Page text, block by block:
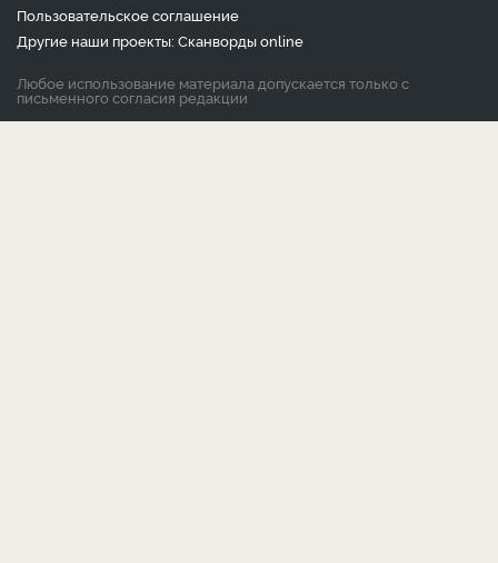
Пользовательское соглашение
Другие наши проекты: Сканвордыonline
Любое использование материала допускается только с
письменного согласия редакции